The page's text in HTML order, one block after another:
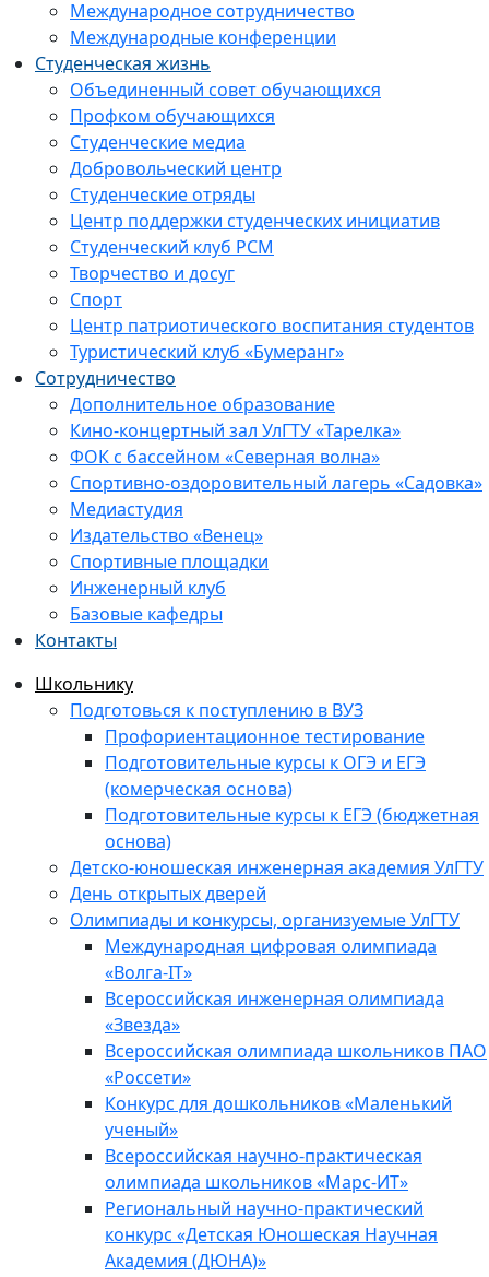
Международное сотрудничество
Международные конференции
Студенческая жизнь
Объединенный совет обучающихся
Профком обучающихся
Студенческие медиа
Добровольческий центр
Студенческие отряды
Центр поддержки студенческих инициатив
Студенческий клуб РСМ
Творчество и досуг
Спорт
Центр патриотического воспитания студентов
Туристический клуб «Бумеранг»
Сотрудничество
Дополнительное образование
Кино-концертный зал УлГТУ «Тарелка»
ФОК с бассейном «Северная волна»
Спортивно-оздоровительный лагерь «Садовка»
Медиастудия
Издательство «Венец»
Спортивные площадки
Инженерный клуб
Базовые кафедры
Контакты
Школьнику
Подготовься к поступлению в ВУЗ
Профориентационное тестирование
Подготовительные курсы к ОГЭ и ЕГЭ
(комерческая основа)
Подготовительные курсы к ЕГЭ (бюджетная
основа)
Детско-юношеская инженерная академия УлГТУ
День открытых дверей
Олимпиады и конкурсы, организуемые УлГТУ
Международная цифровая олимпиада
«Волга-IT»
Всероссийская инженерная олимпиада
«Звезда»
Всероссийская олимпиада школьников ПАО
«Россети»
Конкурс для дошкольников «Маленький
ученый»
Всероссийская научно-практическая
олимпиада школьников «Марс-ИТ»
Региональный научно-практический
конкурс «Детская Юношеская Научная
Академия (ДЮНА)»